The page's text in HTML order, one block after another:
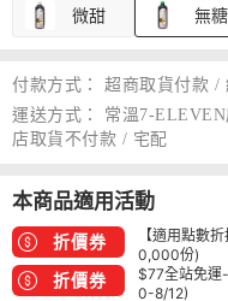
微甜 無糖
付款方式：
超商取貨付款 /
運送方式：
常溫7-
店取貨不付款 / 宅配
本商品適用活動
折價券
【適用點數
0,000份)
折價券
$77全站免運
0-8/12)